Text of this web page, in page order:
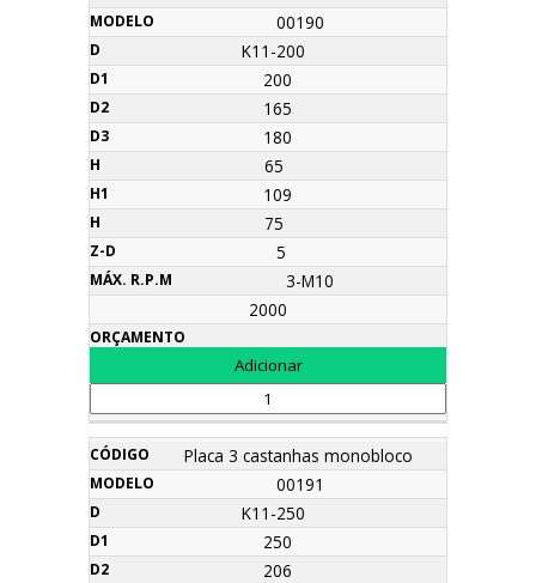
00190
K11-200
200
165
180
65
109
75
5
3-M10
2000
Placa 3 castanhas monobloco
00191
K11-250
250
206